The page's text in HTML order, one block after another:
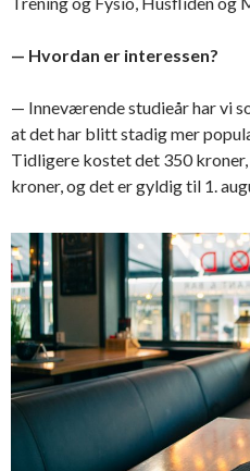
— Hvordan er interessen?
— Inneværende studieår har vi
at det har blitt stadig mer
Tidligere kostet det 350
kroner, og det er gyldig til 1.